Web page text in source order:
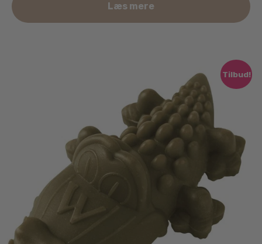
Læs mere
Tilbud!